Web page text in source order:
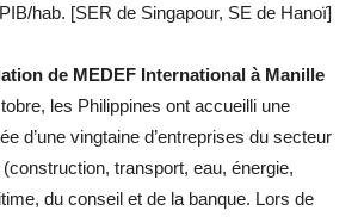
hab. [SER de Singapour, SE de Hanoï]
de MEDEF International à Manille
les Philippines ont accueilli une
d’une vingtaine d’entreprises du secteur
transport, eau, énergie,
du conseil et de la banque. Lors de